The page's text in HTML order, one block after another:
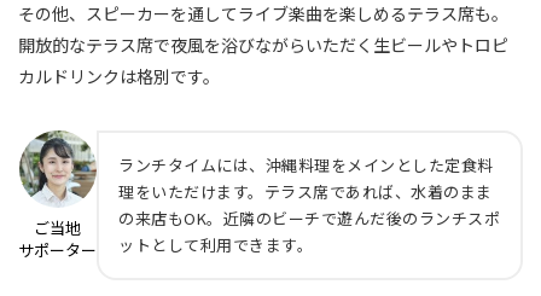
その他、スピーカーを通してライブ楽曲を楽しめるテラス席も。
開放的なテラス席で夜風を浴びながらいただく生ビールやトロピ
カルドリンクは格別です。
ご当地
サポーター
ランチタイムには、沖縄料理をメインとした定食料
理をいただけます。テラス席であれば、水着のまま
の来店もOK。近隣のビーチで遊んだ後のランチスポ
ットとして利用できます。